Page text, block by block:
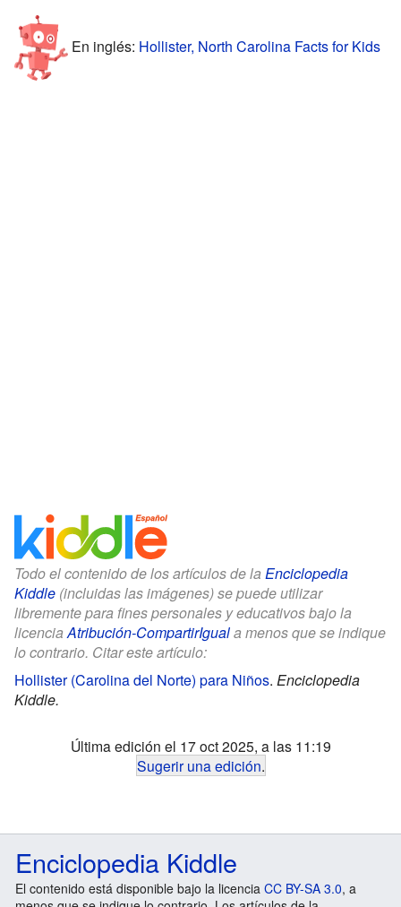
En inglés: Hollister, North Carolina Facts for Kids
Todo el contenido de los artículos de la Enciclopedia
Kiddle (incluidas las imágenes) se puede utilizar
libremente para fines personales y educativos bajo la
licenciaAtribución-CompartirIguala menos que se indique
lo contrario. Citar este artículo:
Hollister (Carolina del Norte) para Niños. Enciclopedia
Kiddle.
Última edición el 17 oct 2025, a las 11:19
Sugerir una edición.
Enciclopedia Kiddle
El contenido está disponible bajo la licencia CC BY-SA 3.0, a